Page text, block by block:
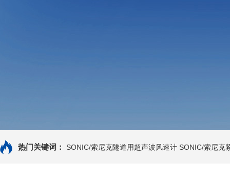
热门关键词： SONIC/索尼克隧道用超声波风速计 SONIC/索尼克